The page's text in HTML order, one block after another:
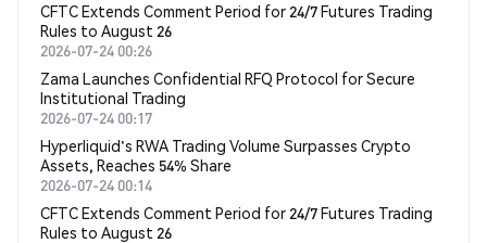
CFTC Extends Comment Period for 24/7 Futures Trading
Rules to August 26
2026-07-24 00:26
Zama Launches Confidential RFQ Protocol for Secure
Institutional Trading
2026-07-24 00:17
Hyperliquid's RWA Trading Volume Surpasses Crypto
Assets, Reaches 54% Share
2026-07-24 00:14
CFTC Extends Comment Period for 24/7 Futures Trading
Rules to August 26